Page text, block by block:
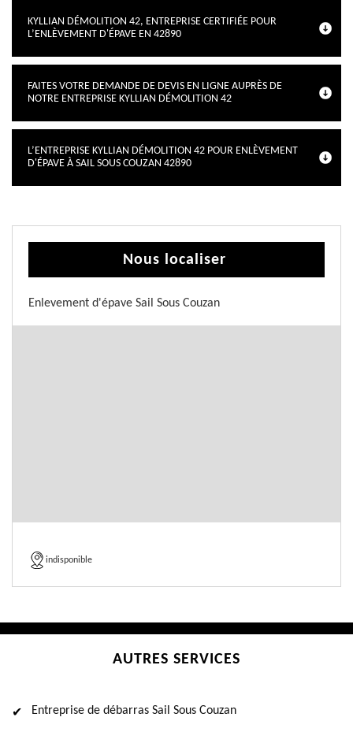
KYLLIAN DÉMOLITION 42, ENTREPRISE CERTIFIÉE POUR
L’ENLÈVEMENT D'ÉPAVE EN 42890
FAITES VOTRE DEMANDE DE DEVIS EN LIGNE AUPRÈS DE
NOTRE ENTREPRISE KYLLIAN DÉMOLITION 42
L’ENTREPRISE KYLLIAN DÉMOLITION 42 POUR ENLÈVEMENT
D'ÉPAVE À SAIL SOUS COUZAN 42890
Nous localiser
Enlevement d'épave Sail Sous Couzan
indisponible
AUTRES SERVICES
Entreprise de débarras Sail Sous Couzan